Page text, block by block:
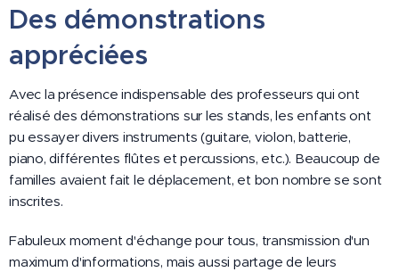
Des démonstrations
appréciées
Avec la présence indispensable des professeurs qui ont
réalisé des démonstrations sur les stands, les enfants ont
pu essayer divers instruments (guitare, violon, batterie,
piano, différentes flûtes et percussions, etc.). Beaucoup de
familles avaient fait le déplacement, et bon nombre se sont
inscrites.
Fabuleux moment d'échange pour tous, transmission d'un
maximum d'informations, mais aussi partage de leurs